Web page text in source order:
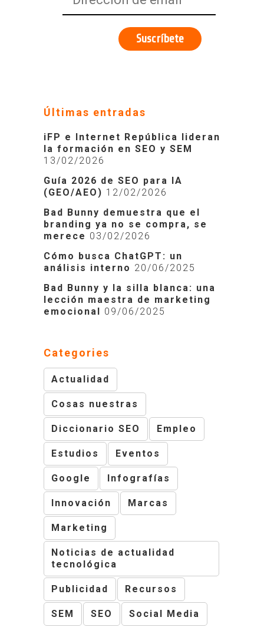
Últimas entradas
iFP e Internet República lideran
la formación en SEO y SEM
13/02/2026
Guía 2026 de SEO para IA
(GEO/AEO) 12/02/2026
Bad Bunny demuestra que el
branding ya no se compra, se
merece 03/02/2026
Cómo busca ChatGPT: un
análisis interno 20/06/2025
Bad Bunny y la silla blanca: una
lección maestra de marketing
emocional 09/06/2025
Categories
Actualidad
Cosas nuestras
Diccionario SEO Empleo
Estudios Eventos
Google Infografías
Innovación Marcas
Marketing
Noticias de actualidad
tecnológica
Publicidad Recursos
SEM SEO Social Media